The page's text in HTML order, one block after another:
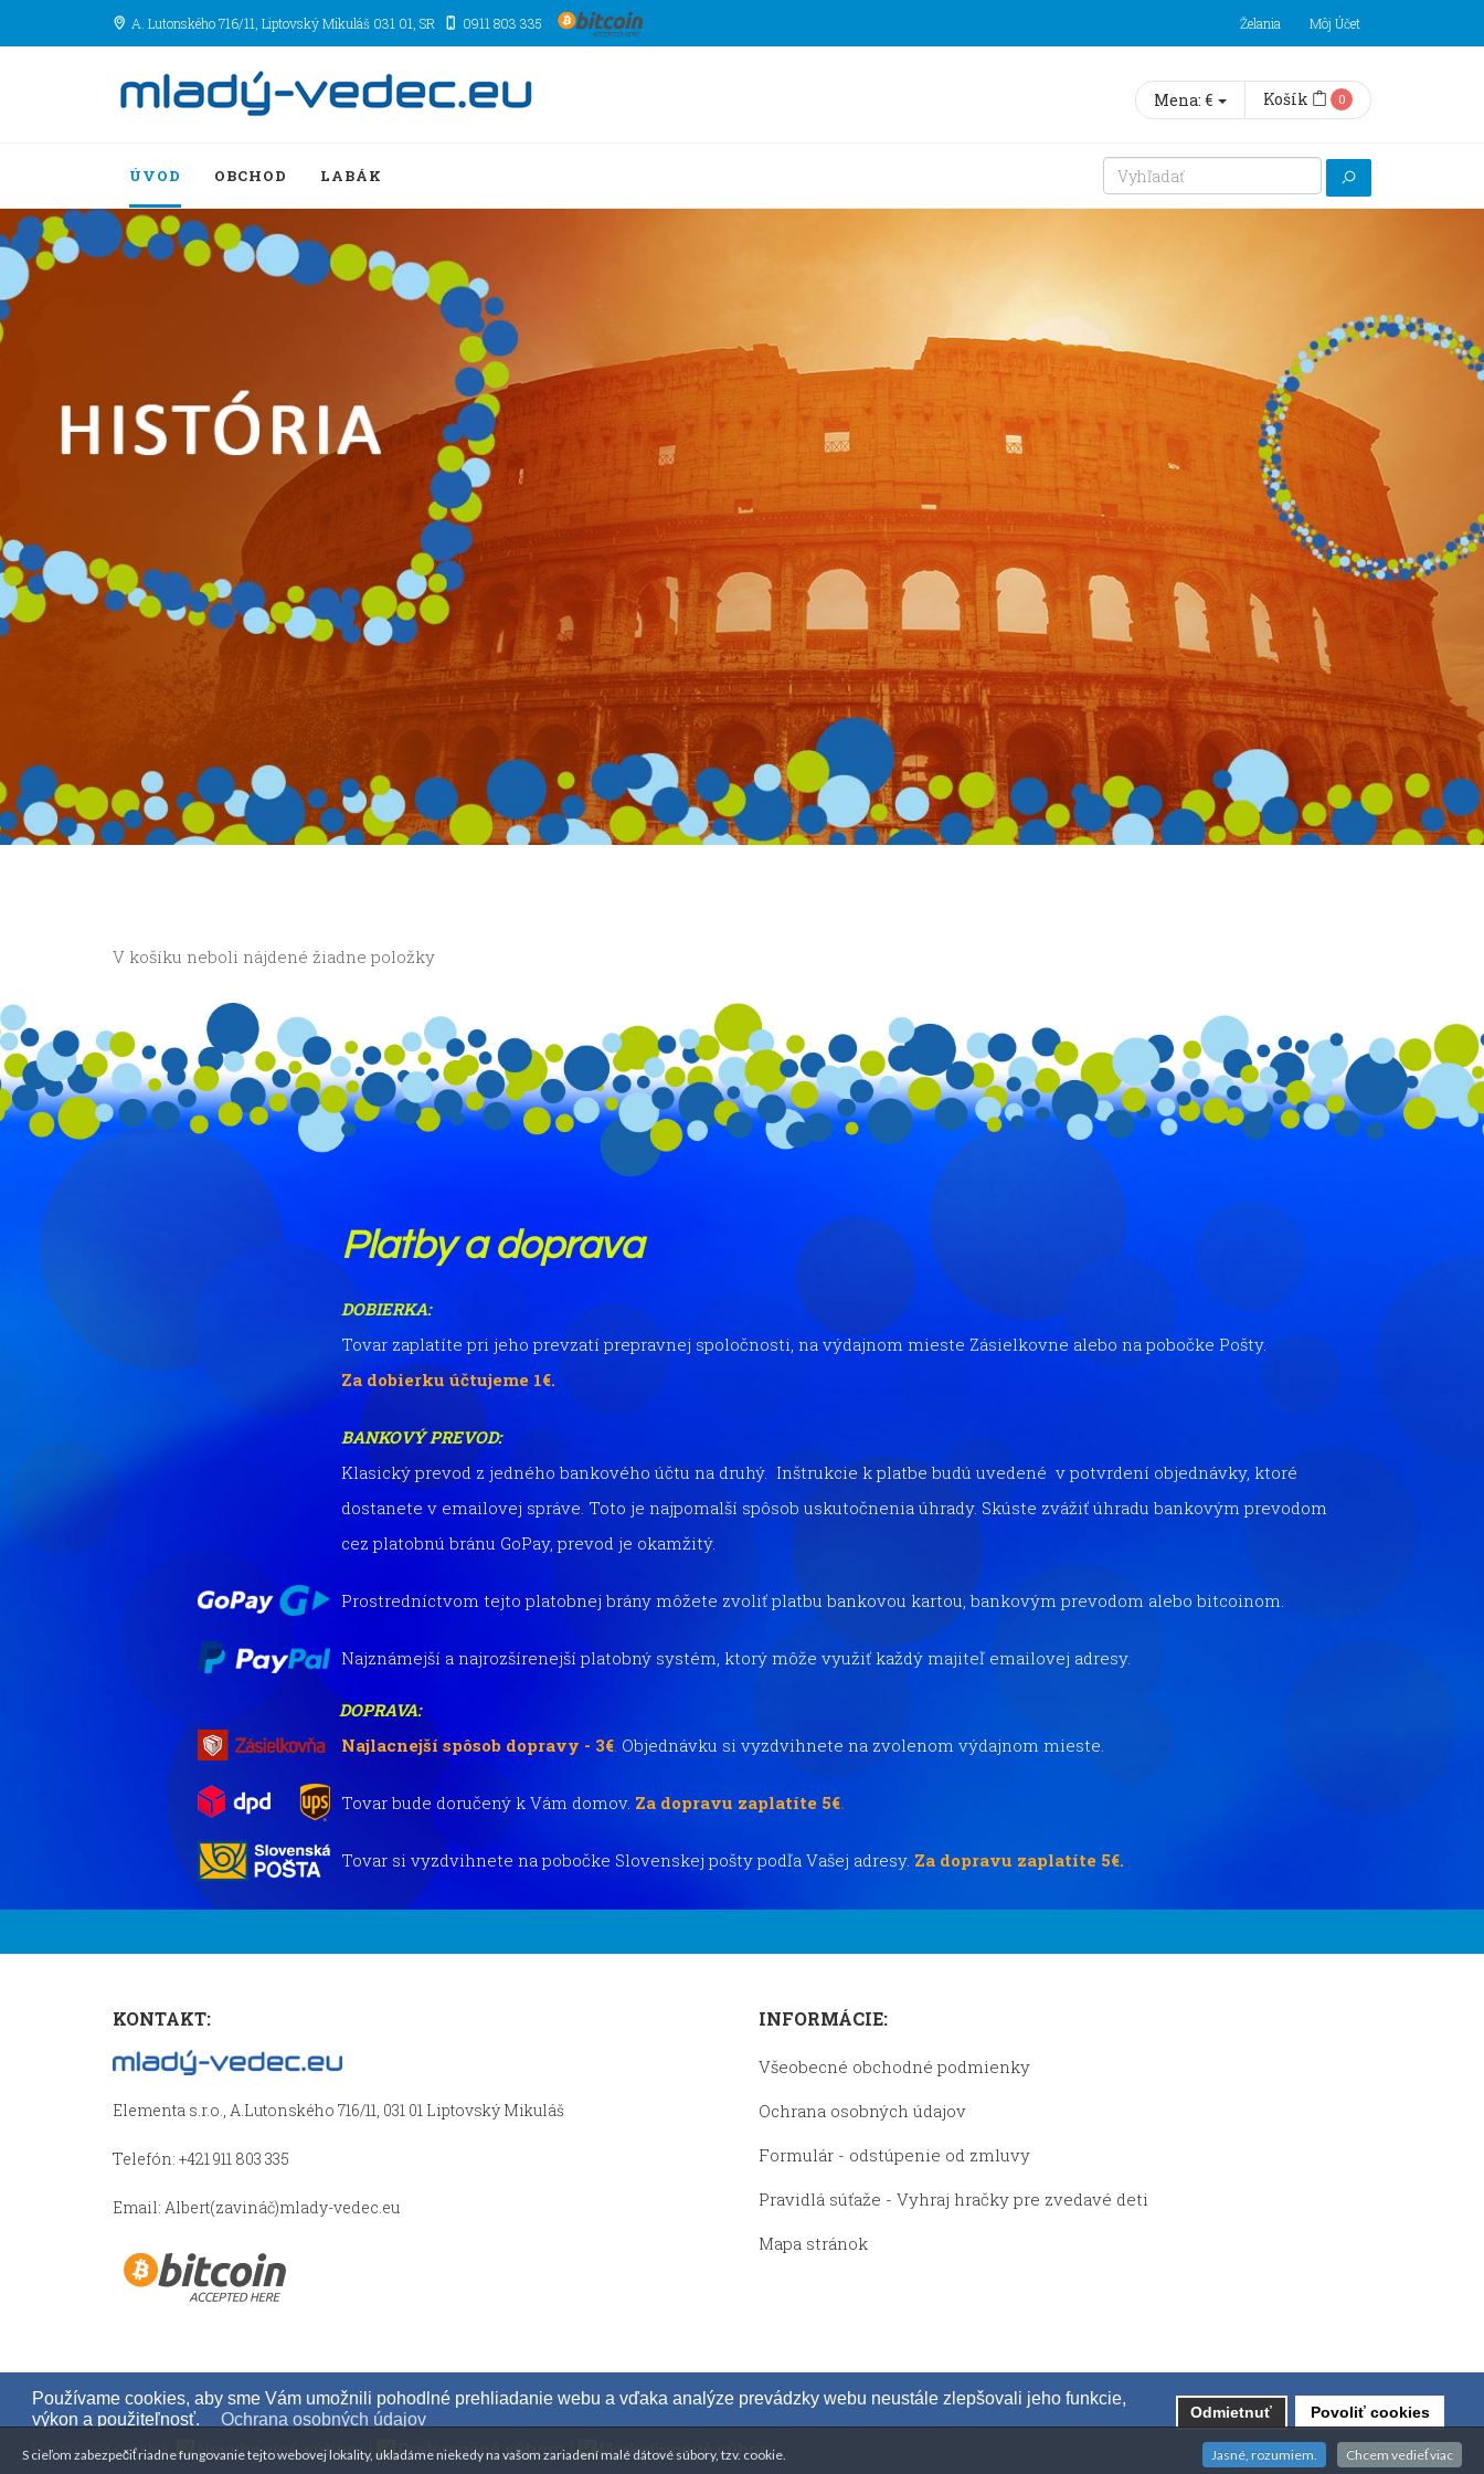
Používame cookies, aby sme Vám umožnili pohodlné prehliadanie webu a vďaka analýze prevádzky webu neustále zlepšovali jeho funkcie,
výkon a použiteľnosť.
Ochrana osobných údajov Odmietnuť
Povoliť cookies
Nastavenia cookies:
Nevyhnutné súbory Preferenčné súbory Marketingové súbory
A. Lutonského 716/11 , Liptovský Mikuláš 031 01 SR 0911 803 335 Želania Môj Účet
Košík 0
Mena: €
ÚVOD OBCHOD LABÁK
V košíku neboli nájdené žiadne položky
Platby a doprava
DOBIERKA:
Tovar zaplatíte pri jeho prevzatí prepravnej spoločnosti, na výdajnom mieste Zásielkovne alebo na pobočke Pošty.
Za dobierku účtujeme 1€.
BANKOVÝ PREVOD:
Klasický prevod z jedného bankového účtu na druhý. Inštrukcie k platbe budú uvedené v potvrdení objednávky, ktoré
dostanete v emailovej správe. Toto je najpomalší spôsob uskutočnenia úhrady. Skúste zvážiť úhradu bankovým prevodom
cez platobnú bránu GoPay, prevod je okamžitý.
Prostredníctvom tejto platobnej brány môžete zvoliť platbu bankovou kartou, bankovým prevodom alebo bitcoinom.
Najznámejší a najrozšírenejší platobný systém, ktorý môže využiť každý majiteľ emailovej adresy.
DOPRAVA:
Najlacnejší spôsob dopravy - 3€. Objednávku si vyzdvihnete na zvolenom výdajnom mieste.
Tovar bude doručený k Vám domov. Za dopravu zaplatíte 5€.
Tovar si vyzdvihnete na pobočke Slovenskej pošty podľa Vašej adresy. Za dopravu zaplatíte 5€.
KONTAKT:
Elementa s.r.o., A.Lutonského 716/11, 031 01 Liptovský Mikuláš
Telefón: +421 911 803 335
Email: Albert(zavináč)mlady-vedec.eu
INFORMÁCIE:
Všeobecné obchodné podmienky
Ochrana osobných údajov
Formulár - odstúpenie od zmluvy
Pravidlá súťaže - Vyhraj hračky pre zvedavé deti
Mapa stránok
Copyright © 2014 - 1000 0000 mladý-vedec.eu
S cieľom zabezpečiť riadne fungovanie tejto webovej lokality, ukladáme niekedy na vašom zariadení malé dátové súbory, tzv. cookie. Jasné, rozumiem. Chcem vedieť viac